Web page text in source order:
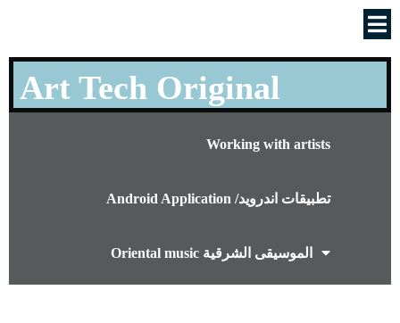
Art Tech Original
Working with artists
Android Application /تطبيقات اندرويد
Oriental music الموسيقى الشرقية